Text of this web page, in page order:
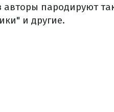
авторы пародируют
и другие.